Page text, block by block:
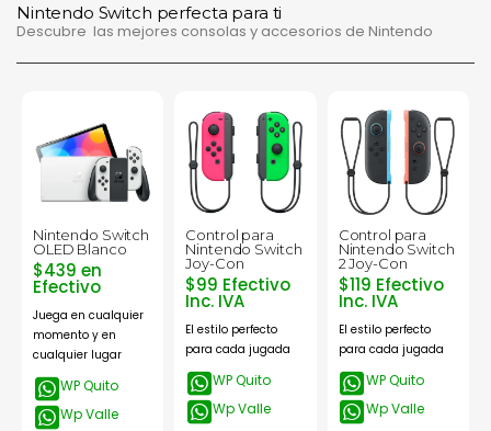
Nintendo Switch perfecta para ti
Descubre las mejores consolas y accesorios de Nintendo
Nintendo Switch
OLED Blanco
$439 en
Efectivo
Juega en cualquier
momento y en
cualquier lugar
WP Quito
Wp Valle
Control para
Nintendo Switch
Joy-Con
$99 Efectivo
Inc. IVA
El estilo perfecto
para cada jugada
WP Quito
Wp Valle
Control para
Nintendo Switch
2 Joy-Con
$119 Efectivo
Inc. IVA
El estilo perfecto
para cada jugada
WP Quito
Wp Valle